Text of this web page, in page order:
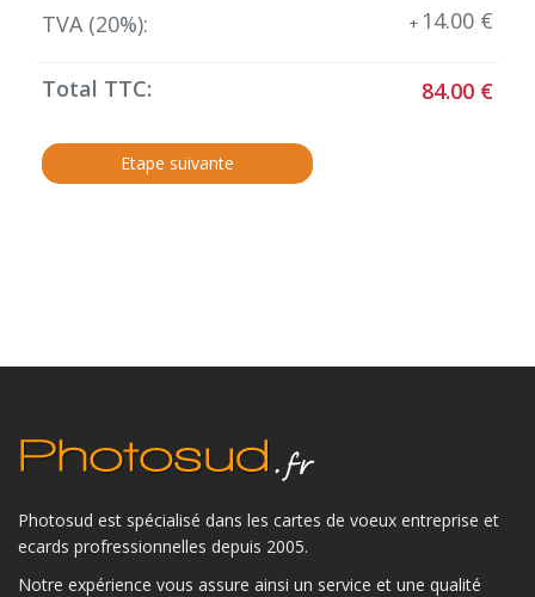
TVA (20%): + 14.00 €
Total TTC: 84.00 €
Photosud est spécialisé dans les cartes de voeux entreprise et
ecards profressionnelles depuis 2005.
Notre expérience vous assure ainsi un service et une qualité